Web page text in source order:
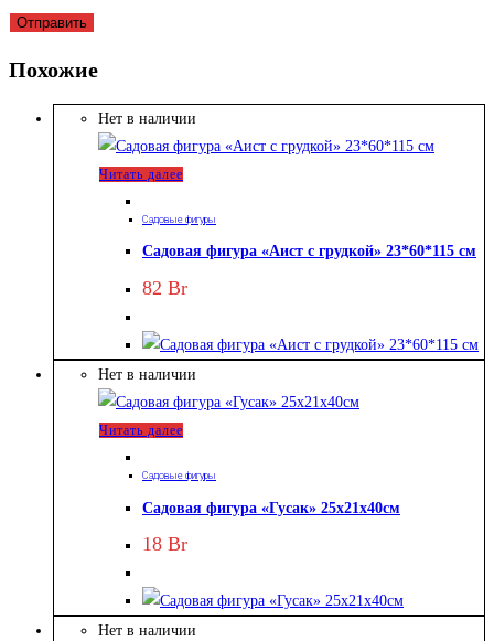
Похожие
Нет в наличии
Читать далее
Садовые фигуры
Садовая фигура «Аист с грудкой» 23*60*115 см
82 Br
Нет в наличии
Читать далее
Садовые фигуры
Садовая фигура «Гусак» 25х21х40см
18 Br
Нет в наличии